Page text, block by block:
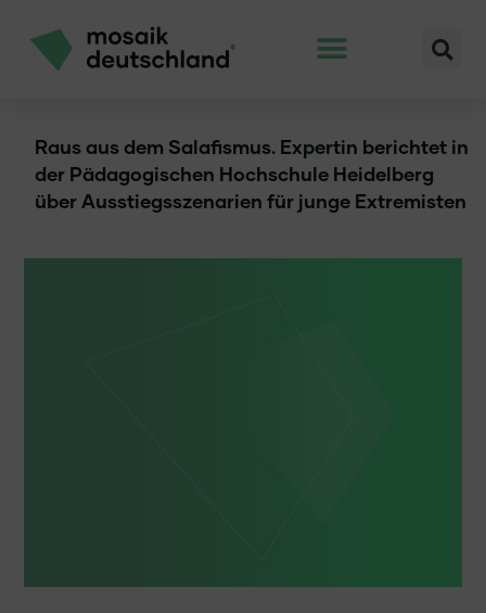
Raus aus dem Salafismus. Expertin berichtet in
der Pädagogischen Hochschule Heidelberg
über Ausstiegsszenarien für junge Extremisten